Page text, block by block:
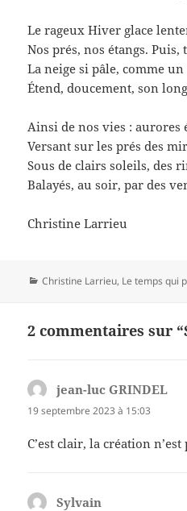
Le rageux Hiver glace
Nos prés, nos étangs. Puis,
La neige si pâle, comme
Étend, doucement, son
Ainsi de nos vies : aurores
Versant sur les prés des
Sous de clairs soleils, des
Balayés, au soir, par des
Christine Larrieu
Catégories
Christine Larrieu, Le temps qui
2 commentaires sur
jean-luc GRINDEL
19 septembre 2023 à 15:03
C’est clair, la création
Sylvain